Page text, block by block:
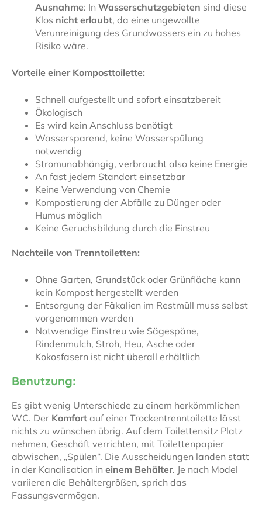
Ausnahme: In Wasserschutzgebieten sind diese
Klos nicht erlaubt, da eine ungewollte
Verunreinigung des Grundwassers ein zu hohes
Risiko wäre.
Vorteile einer Komposttoilette:
Schnell aufgestellt und sofort einsatzbereit
Ökologisch
Es wird kein Anschluss benötigt
Wassersparend, keine Wasserspülung
notwendig
Stromunabhängig, verbraucht also keine Energie
An fast jedem Standort einsetzbar
Keine Verwendung von Chemie
Kompostierung der Abfälle zu Dünger oder
Humus möglich
Keine Geruchsbildung durch die Einstreu
Nachteile von Trenntoiletten:
Ohne Garten, Grundstück oder Grünfläche kann
kein Kompost hergestellt werden
Entsorgung der Fäkalien im Restmüll muss selbst
vorgenommen werden
Notwendige Einstreu wie Sägespäne,
Rindenmulch, Stroh, Heu, Asche oder
Kokosfasern ist nicht überall erhältlich
Benutzung:
Es gibt wenig Unterschiede zu einem herkömmlichen
WC. Der Komfort auf einer Trockentrenntoilette lässt
nichts zu wünschen übrig. Auf dem Toilettensitz Platz
nehmen, Geschäft verrichten, mit Toilettenpapier
abwischen, „Spülen“. Die Ausscheidungen landen statt
in der Kanalisation in einem Behälter. Je nach Model
variieren die Behältergrößen, sprich das
Fassungsvermögen.